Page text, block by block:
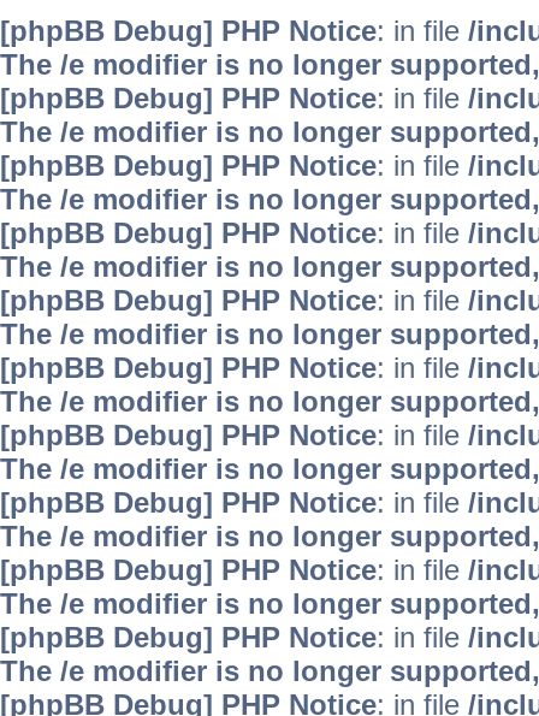
[phpBB Debug] PHP Notice: in file /
The /e modifier is no longer
[phpBB Debug] PHP Notice: in file /
The /e modifier is no longer
[phpBB Debug] PHP Notice: in file /
The /e modifier is no longer
[phpBB Debug] PHP Notice: in file /
The /e modifier is no longer
[phpBB Debug] PHP Notice: in file /
The /e modifier is no longer
[phpBB Debug] PHP Notice: in file /
The /e modifier is no longer
[phpBB Debug] PHP Notice: in file /
The /e modifier is no longer
[phpBB Debug] PHP Notice: in file /
The /e modifier is no longer
[phpBB Debug] PHP Notice: in file /
The /e modifier is no longer
[phpBB Debug] PHP Notice: in file /
The /e modifier is no longer
[phpBB Debug] PHP Notice: in file /